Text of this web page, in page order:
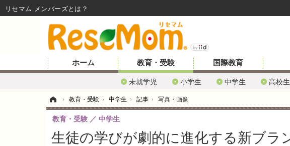
ホーム 教育・受験
未就学児 小学生 中学生 高校生
国際教育
› 教育・受験 › 中学生 › 記事 › 写真・画像
生徒の学びが劇的に進化する新ブラ
教育・受験 中学生
リセマム メンバーズ